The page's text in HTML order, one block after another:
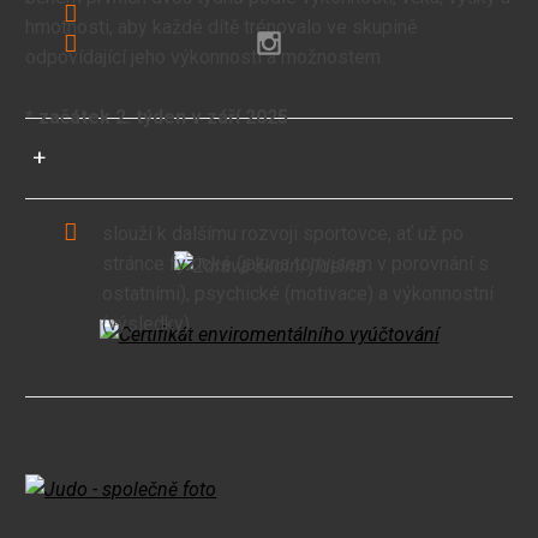
stránce fyzické (jak na tom jsem v porovnání s
(výsledky).
hmotnosti, aby každé dítě trénovalo ve skupině
odpovídající jeho výkonnosti a možnostem.
* začátek 2. týden v září 2025